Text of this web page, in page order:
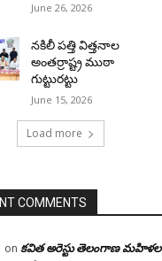
June 26, 2026
నకిలీ పత్తి విత్తనాల
అంతర్రాష్ట్ర ముఠా
గుట్టురట్టు
June 15, 2026
Load more
COMMENTS
on కవిత అరెస్టు తెలంగాణ మహిళల